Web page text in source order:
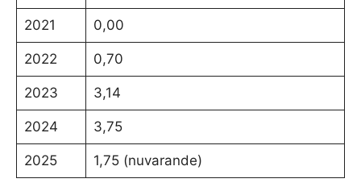
2021 0,00
2022 0,70
2023 3,14
2024 3,75
2025 1,75 (nuvarande)